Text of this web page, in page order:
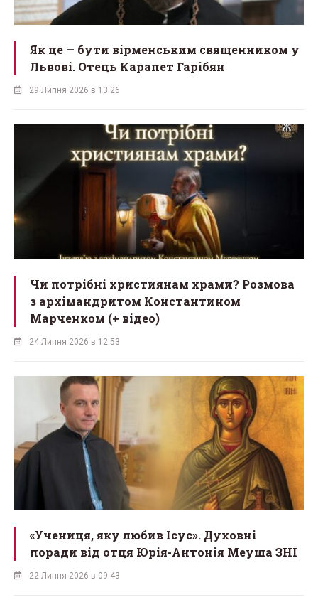
Як це — бути вірменським священником у
Львові. Отець Карапет Гарібян
29 Липня 2026 в 13:26
Чи потрібні християнам храми? Розмова
з архімандритом Константином
Марченком (+ відео)
24 Липня 2026 в 12:53
«Учениця, яку любив Ісус». Духовні
поради від отця Юрія-Антонія Меуша ЗНІ
22 Липня 2026 в 09:43